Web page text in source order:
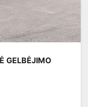
GELBĖJIMO